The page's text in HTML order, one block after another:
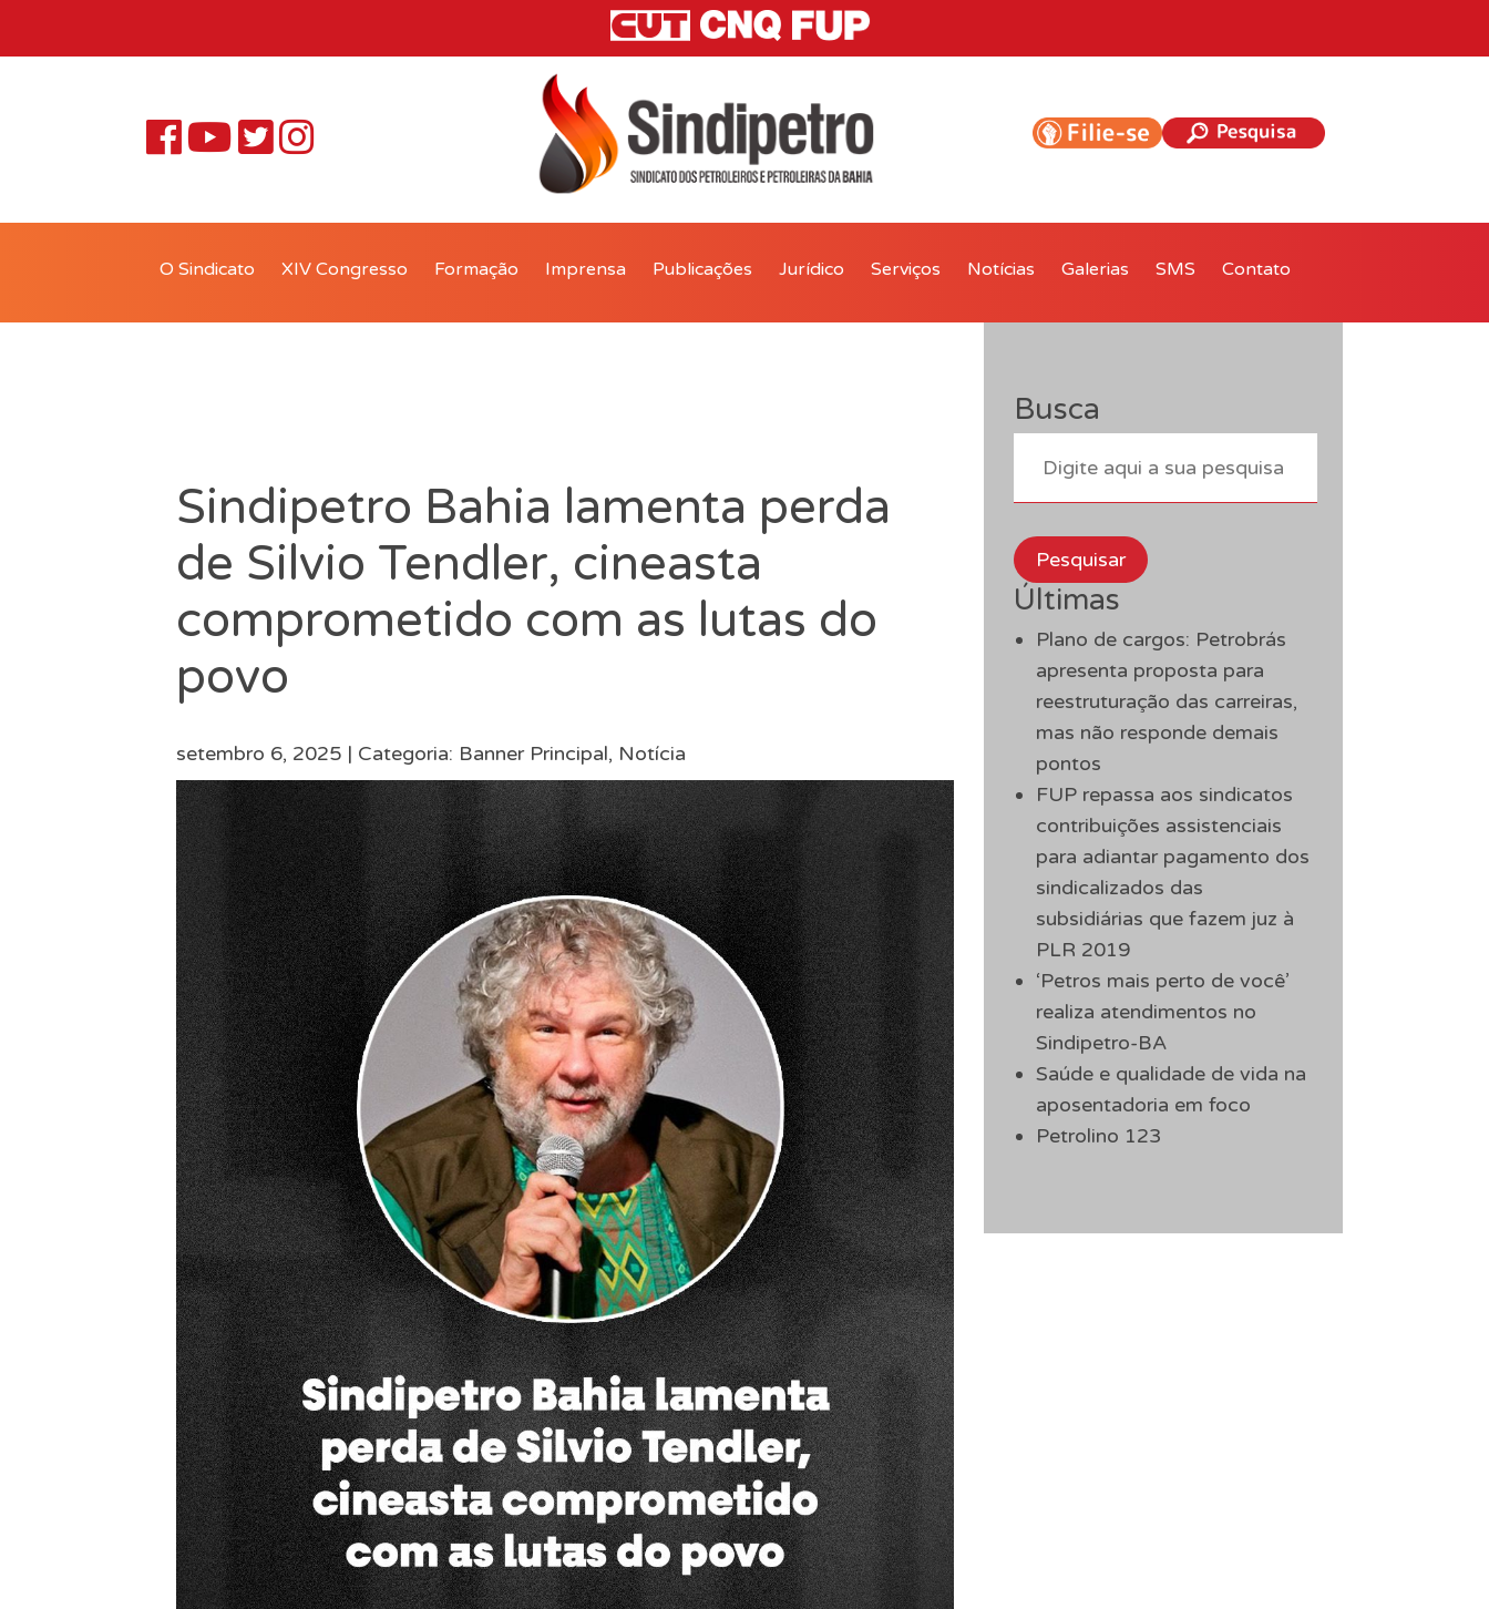
O Sindicato XIV Congresso Formação Imprensa Publicações Jurídico Serviços Notícias Galerias SMS Contato
Sindipetro Bahia lamenta perda
de Silvio Tendler, cineasta
comprometido com as lutas do
povo
setembro 6, 2025 | Categoria: Banner Principal, Notícia
Busca
Pesquisar
Últimas
Plano de cargos: Petrobrás
apresenta proposta para
reestruturação das carreiras,
mas não responde demais
pontos
FUP repassa aos sindicatos
contribuições assistenciais
para adiantar pagamento dos
sindicalizados das
subsidiárias que fazem juz à
PLR 2019
‘Petros mais perto de você’
realiza atendimentos no
Sindipetro-BA
Saúde e qualidade de vida na
aposentadoria em foco
Petrolino 123